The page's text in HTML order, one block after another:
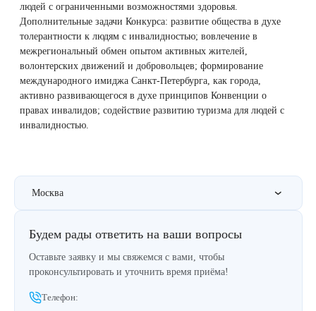
людей с ограниченными возможностями здоровья.
Дополнительные задачи Конкурса: развитие общества в духе
толерантности к людям с инвалидностью; вовлечение в
межрегиональный обмен опытом активных жителей,
волонтерских движений и добровольцев; формирование
международного имиджа Санкт-Петербурга, как города,
активно развивающегося в духе принципов Конвенции о
правах инвалидов; содействие развитию туризма для людей с
инвалидностью.
Москва
Будем рады ответить на ваши вопросы
Оставьте заявку и мы свяжемся с вами, чтобы
проконсультировать и уточнить время приёма!
Телефон:
QOOL- омоложение
Карбоновый пилинг
Лазерное лечение ринофимы
Лазерное лечение розацеа
Лазерная подтяжка кожи на бедрах и коленях
Лазерное омоложение груди
Купить абонемент